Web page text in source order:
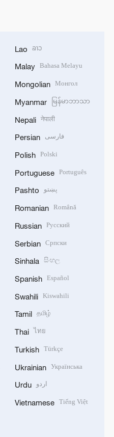
Lao ລາວ
Malay Bahasa Melayu
Mongolian Монгол
Myanmar မြန်မာဘာသာ
Nepali नेपाली
Persian فارسی
Polish Polski
Portuguese Português
Pashto پښتو
Romanian Română
Russian Русский
Serbian Српски
Sinhala සිංහල
Spanish Español
Swahili Kiswahili
Tamil தமிழ்
Thai ไทย
Turkish Türkçe
Ukrainian Українська
Urdu اردو
Vietnamese Tiếng Việt